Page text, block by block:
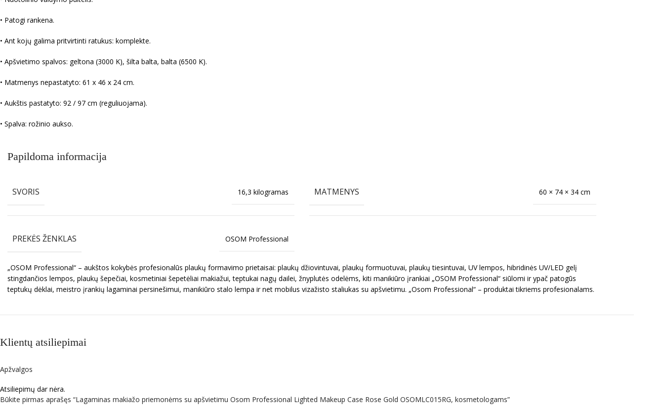
• Patogi rankena.
• Ant kojų galima pritvirtinti ratukus: komplekte.
• Apšvietimo spalvos: geltona (3000 K), šilta balta, balta (6500 K).
• Matmenys nepastatyto: 61 x 46 x 24 cm.
• Aukštis pastatyto: 92 / 97 cm (reguliuojama).
• Spalva: rožinio aukso.
Papildoma informacija
SVORIS 16,3 kilogramas MATMENYS 60 × 74 × 34 cm
PREKĖS ŽENKLAS OSOM Professional
„OSOM Professional“ – aukštos kokybės profesionalūs plaukų formavimo prietaisai: plaukų džiovintuvai, plaukų formuotuvai, plaukų tiesintuvai, UV lempos, hibridinės UV/LED gelį
stingdančios lempos, plaukų šepečiai, kosmetiniai šepetėliai makiažui, teptukai nagų dailei, žnyplutės odelėms, kiti manikiūro įrankiai „OSOM Professional“ siūlomi ir ypač patogūs
teptukų dėklai, meistro įrankių lagaminai persinešimui, manikiūro stalo lempa ir net mobilus vizažisto staliukas su apšvietimu. „Osom Professional“ – produktai tikriems profesionalams.
Klientų atsiliepimai
Apžvalgos
Atsiliepimų dar nėra.
Būkite pirmas aprašęs “Lagaminas makiažo priemonėms su apšvietimu Osom Professional Lighted Makeup Case Rose Gold OSOMLC015RG, kosmetologams”